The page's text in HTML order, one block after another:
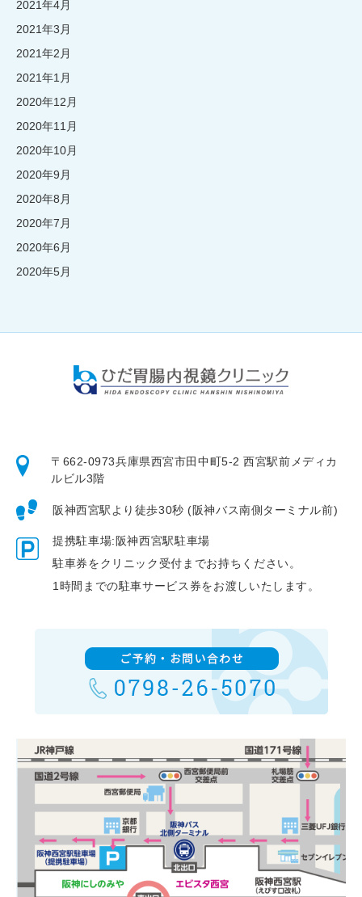
2021年4月
2021年3月
2021年2月
2021年1月
2020年12月
2020年11月
2020年10月
2020年9月
2020年8月
2020年7月
2020年6月
2020年5月
〒662-0973兵庫県西宮市田中町5-2 西宮駅前メディカ
ルビル3階
阪神西宮駅より徒歩30秒 (阪神バス南側ターミナル前)
提携駐車場:阪神西宮駅駐車場
駐車券をクリニック受付までお持ちください。
1時間までの駐車サービス券をお渡しいたします。